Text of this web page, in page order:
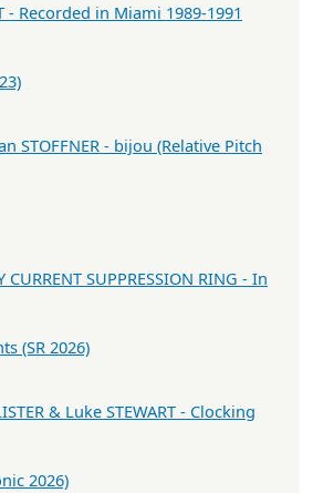
- Recorded in Miami 1989-1991
STOFFNER - bijou (Relative Pitch
CURRENT SUPPRESSION RING - In
(SR 2026)
& Luke STEWART - Clocking
2026)